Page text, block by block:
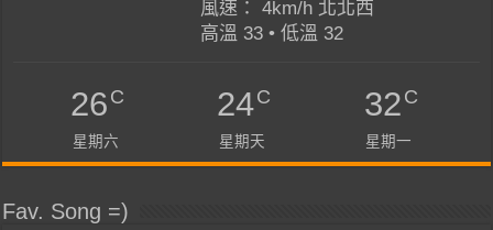
風速： 4km/h 北北西
高溫 33 • 低溫 32
26C
星期六
24C
星期天
32C
星期一
Fav. Song =)